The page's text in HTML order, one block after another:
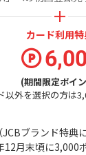
カード利用
(期間限定ポイ
以外を選択の方は
（JCBブランド特典
12月末頃に3,000